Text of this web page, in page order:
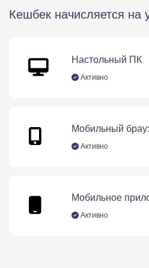
Кешбек начисляется на
Настольный ПК
Активно
Мобильный
Активно
Мобильное
Активно